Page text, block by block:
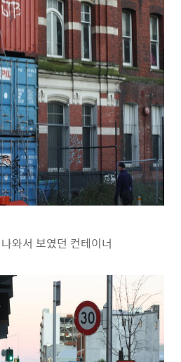
와서 보였던 컨테이너